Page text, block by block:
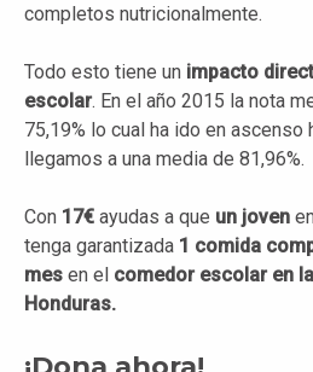
completos nutricionalmente.
Todo esto tiene un impacto
escolar. En el año 2015 la nota
75,19% lo cual ha ido en ascenso
llegamos a una media de 81,96%.
Con 17€ ayudas a que un joven
tenga garantizada 1 comida
mes en el comedor escolar en la
Honduras.